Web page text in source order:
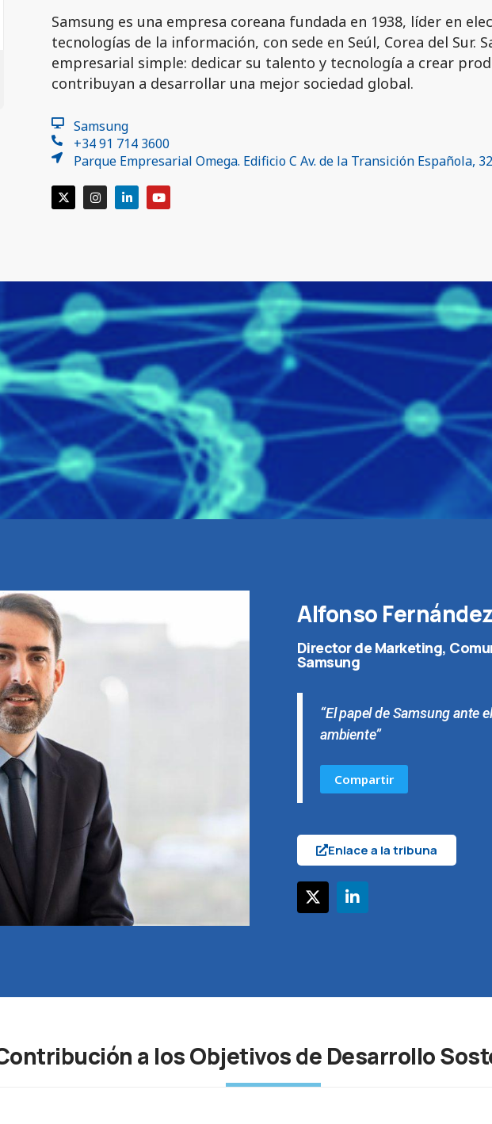
Samsung es una empresa coreana fundada en 1938, líder en
tecnologías de la información, con sede en Seúl, Corea del Sur.
empresarial simple: dedicar su talento y tecnología a crear
contribuyan a desarrollar una mejor sociedad global.
Samsung
+34 91 714 3600
Parque Empresarial Omega. Edificio C Av. de la Transición Española,
Alfonso
Director de Marketing,
Samsung
“El papel de Samsung ante
ambiente”
Compartir
Enlace a la tribuna
a los Objetivos de Desarrollo